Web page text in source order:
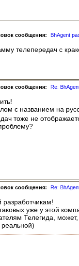
сообщения: BhAgent
телепередач с
сообщения: Re:
с названием на
тоже не
сообщения: Re:
уже у этой
Телегида,